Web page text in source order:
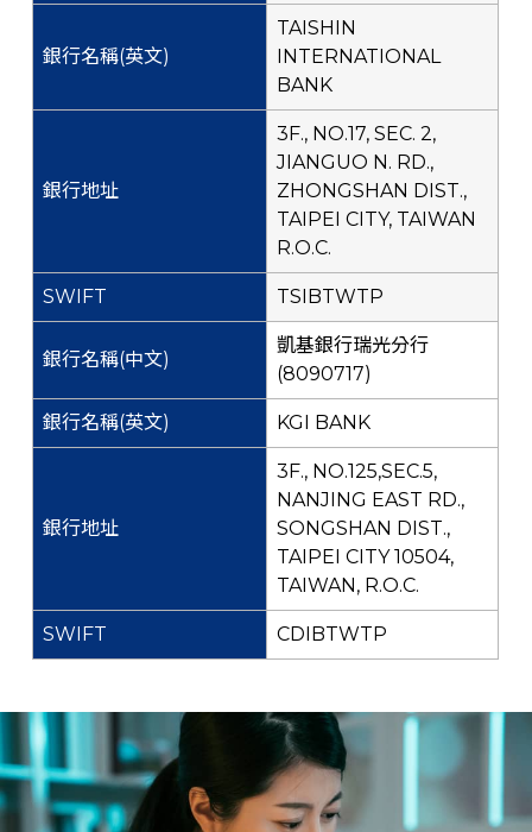
TAISHIN
INTERNATIONAL
BANK
3F., NO.17, SEC. 2,
JIANGUO N. RD.,
ZHONGSHAN DIST.,
TAIPEI CITY, TAIWAN
R.O.C.
TSIBTWTP
凱基銀行瑞光分行
(8090717)
KGI BANK
3F., NO.125,SEC.5,
NANJING EAST RD.,
SONGSHAN DIST.,
TAIPEI CITY 10504,
TAIWAN, R.O.C.
CDIBTWTP